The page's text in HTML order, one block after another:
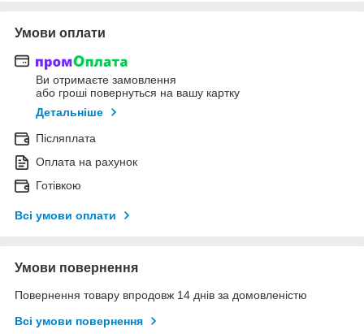
Умови оплати
Ви отримаєте замовлення
або гроші повернуться на вашу картку
Детальніше
Післяплата
Оплата на рахунок
Готівкою
Всі умови оплати
Умови повернення
Повернення товару впродовж 14 днів за домовленістю
Всі умови повернення